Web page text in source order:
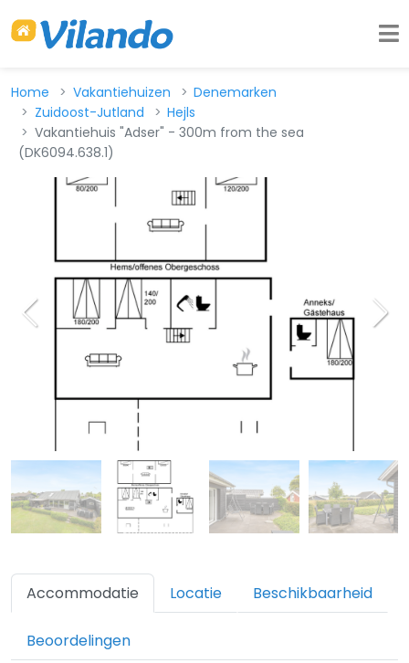
Home Vakantiehuizen
Denemarken
Zuidoost-Jutland
Hejls
Vakantiehuis "Adser" - 300m from the sea
(DK6094.638.1)
Accommodatie Locatie Beschikbaarheid
Beoordelingen